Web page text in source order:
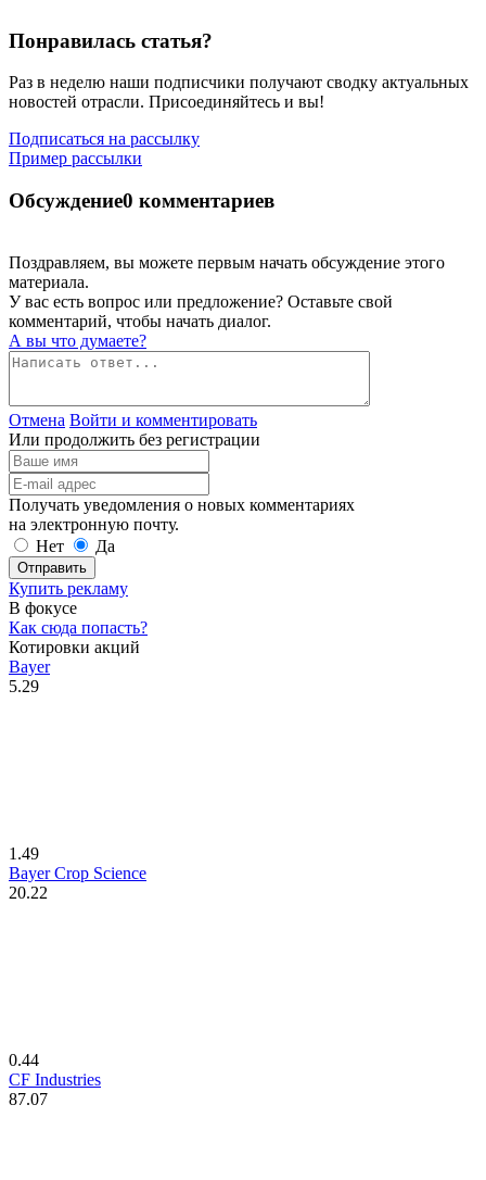
Понравилась статья?
Раз в неделю наши подписчики получают сводку актуальных
новостей отрасли. Присоединяйтесь и вы!
Подписаться на рассылку
Пример рассылки
Обсуждение0 комментариев
Поздравляем, вы можете первым начать обсуждение этого
материала.
У вас есть вопрос или предложение? Оставьте свой
комментарий, чтобы начать диалог.
А вы что думаете?
Отмена Войти и комментировать
Или продолжить без регистрации
Получать уведомления о новых комментариях
на электронную почту.
Нет
Да
Отправить
Купить рекламу
В фокусе
Как сюда попасть?
Котировки акций
Bayer
5.29
1.49
Bayer Crop Science
20.22
0.44
CF Industries
87.07